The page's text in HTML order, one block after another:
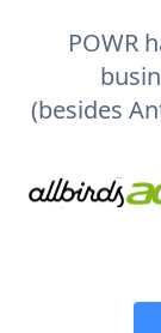
POWR
(besides